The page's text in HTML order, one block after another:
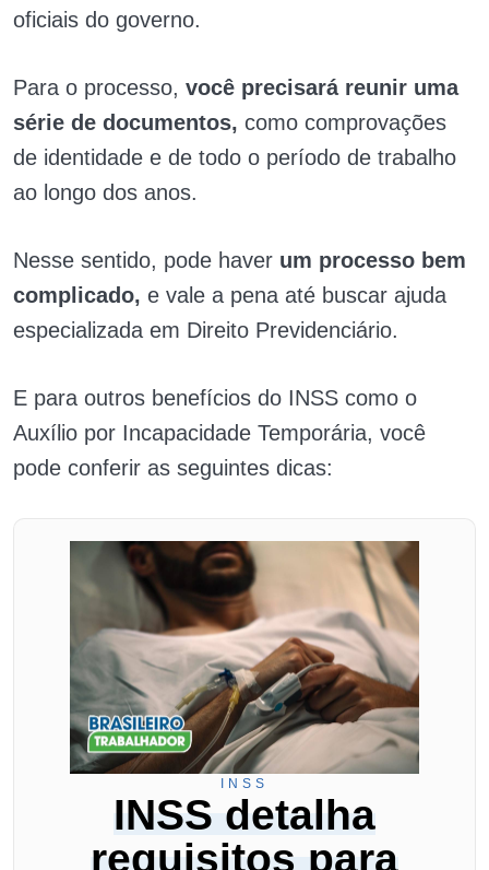
oficiais do governo.
Para o processo, você precisará reunir uma
série de documentos, como comprovações
de identidade e de todo o período de trabalho
ao longo dos anos.
Nesse sentido, pode haver um processo bem
complicado, e vale a pena até buscar ajuda
especializada em Direito Previdenciário.
E para outros benefícios do INSS como o
Auxílio por Incapacidade Temporária, você
pode conferir as seguintes dicas:
INSS
INSS detalha
requisitos para